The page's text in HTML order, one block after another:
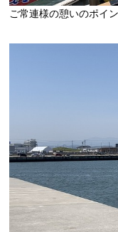
ご常連様の憩いのポイン